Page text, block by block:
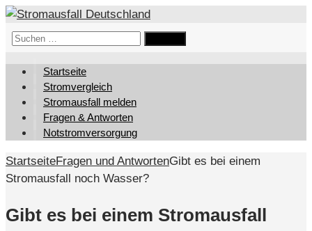
Suchen
Startseite
Stromvergleich
Stromausfall melden
Fragen & Antworten
Notstromversorgung
StartseiteFragen und AntwortenGibt es bei einem
Stromausfall noch Wasser?
Gibt es bei einem Stromausfall